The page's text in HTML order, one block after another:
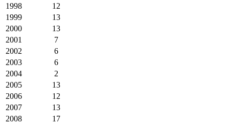
1998
12
1999
13
2000
13
2001
7
2002
6
2003
6
2004
2
2005
13
2006
12
2007
13
2008
17